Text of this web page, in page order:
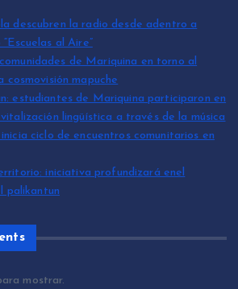
descubren la radio desde adentro a
al Aire”
de Mariquina en torno al
cosmovisión mapuche
estudiantes de Mariquina participaron en
lingüística a través de la música
ciclo de encuentros comunitarios en
iniciativa profundizará enel
palikantun
mostrar.